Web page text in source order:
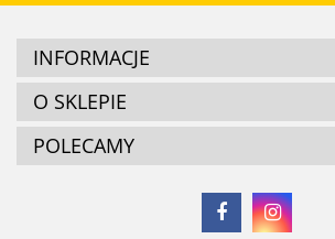
INFORMACJE
O SKLEPIE
POLECAMY